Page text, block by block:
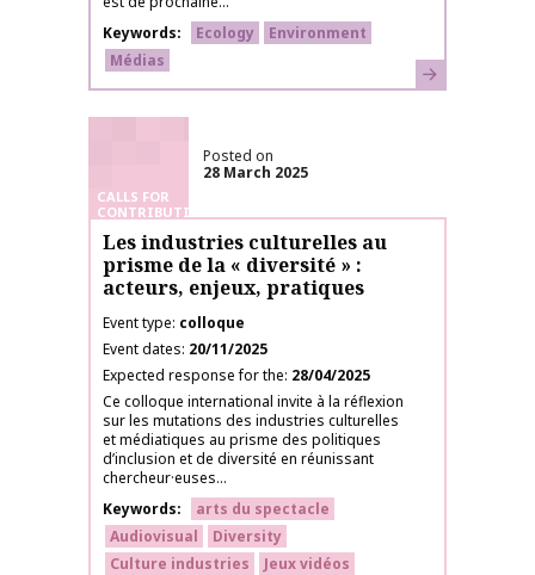
Keywords
Ecology
Environment
Médias
Learn more
CALLS FOR
CONTRIBUTIONS
Posted on
28 March 2025
Les industries culturelles au
prisme de la « diversité » :
acteurs, enjeux, pratiques
Event type colloque
Event dates 20/11/2025
Expected response for the 28/04/2025
Ce colloque international invite à la réflexion
sur les mutations des industries culturelles
et médiatiques au prisme des politiques
d’inclusion et de diversité en réunissant
chercheur·euses...
Keywords
arts du spectacle
Audiovisual
Diversity
Culture industries
Jeux vidéos